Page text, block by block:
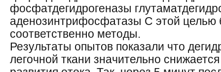
фосфатдегидрогеназы
аденозинтрифосфатазы С этой целью
соответственно методы.
Результаты опытов показали что
легочной ткани значительно